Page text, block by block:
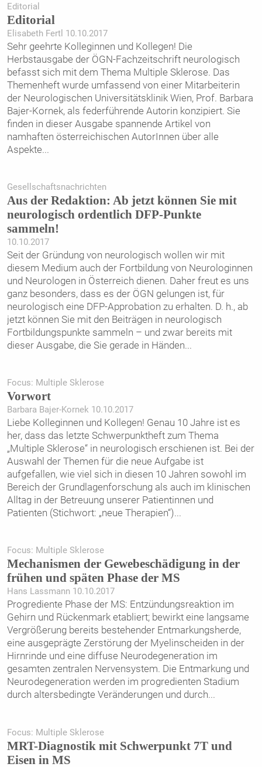
Editorial
Editorial
Elisabeth Fertl 10.10.2017
Sehr geehrte Kolleginnen und Kollegen! Die
Herbstausgabe der ÖGN-Fachzeitschrift neurologisch
befasst sich mit dem Thema Multiple Sklerose. Das
Themenheft wurde umfassend von einer Mitarbeiterin
der Neurologischen Universitätsklinik Wien, Prof. Barbara
Bajer-Kornek, als federführende Autorin konzipiert. Sie
finden in dieser Ausgabe spannende Artikel von
namhaften österreichischen AutorInnen über alle
Aspekte...
Gesellschaftsnachrichten
Aus der Redaktion: Ab jetzt können Sie mit
neurologisch ordentlich DFP-Punkte
sammeln!
10.10.2017
Seit der Gründung von neurologisch wollen wir mit
diesem Medium auch der Fortbildung von Neurologinnen
und Neurologen in Österreich dienen. Daher freut es uns
ganz besonders, dass es der ÖGN gelungen ist, für
neurologisch eine DFP-Approbation zu erhalten. D. h., ab
jetzt können Sie mit den Beiträgen in neurologisch
Fortbildungspunkte sammeln – und zwar bereits mit
dieser Ausgabe, die Sie gerade in Händen...
Focus: Multiple Sklerose
Vorwort
Barbara Bajer-Kornek 10.10.2017
Liebe Kolleginnen und Kollegen! Genau 10 Jahre ist es
her, dass das letzte Schwerpunktheft zum Thema
„Multiple Sklerose“ in neurologisch erschienen ist. Bei der
Auswahl der Themen für die neue Aufgabe ist
aufgefallen, wie viel sich in diesen 10 Jahren sowohl im
Bereich der Grundlagenforschung als auch im klinischen
Alltag in der Betreuung unserer Patientinnen und
Patienten (Stichwort: „neue Therapien“)...
Focus: Multiple Sklerose
Mechanismen der Gewebeschädigung in der
frühen und späten Phase der MS
Hans Lassmann 10.10.2017
Progrediente Phase der MS: Entzündungsreaktion im
Gehirn und Rückenmark etabliert; bewirkt eine langsame
Vergrößerung bereits bestehender Entmarkungsherde,
eine ausgeprägte Zerstörung der Myelinscheiden in der
Hirnrinde und eine diffuse Neurodegeneration im
gesamten zentralen Nervensystem. Die Entmarkung und
Neurodegeneration werden im progredienten Stadium
durch altersbedingte Veränderungen und durch...
Focus: Multiple Sklerose
MRT-Diagnostik mit Schwerpunkt 7T und
Eisen in MS